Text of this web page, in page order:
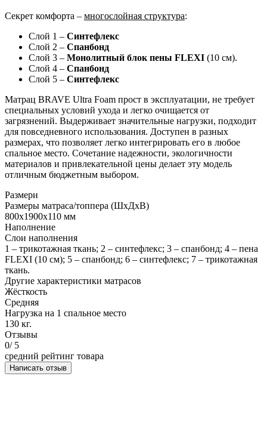
Секрет комфорта – многослойная структура:
Слой 1 – Синтефлекс
Слой 2 – Спанбонд
Слой 3 – Монолитный блок пены FLEXI (10 см).
Слой 4 – Спанбонд
Слой 5 – Синтефлекс
Матрац BRAVE Ultra Foam прост в эксплуатации, не требует
специальных условий ухода и легко очищается от
загрязнений. Выдерживает значительные нагрузки, подходит
для повседневного использования. Доступен в разных
размерах, что позволяет легко интегрировать его в любое
спальное место. Сочетание надежности, экологичности
материалов и привлекательной цены делает эту модель
отличным бюджетным выбором.
Размери
Размеры матраса/топпера (ШхДхВ)
800х1900х110 мм
Наполнение
Слои наполнения
1 – трикотажная ткань; 2 – синтефлекс; 3 – спанбонд; 4 – пена
FLEXI (10 см); 5 – спанбонд; 6 – синтефлекс; 7 – трикотажная
ткань.
Другие характеристики матрасов
Жёсткость
Средняя
Нагрузка на 1 спальное место
130 кг.
Отзывы
0/ 5
средний рейтинг товара
Написать отзыв